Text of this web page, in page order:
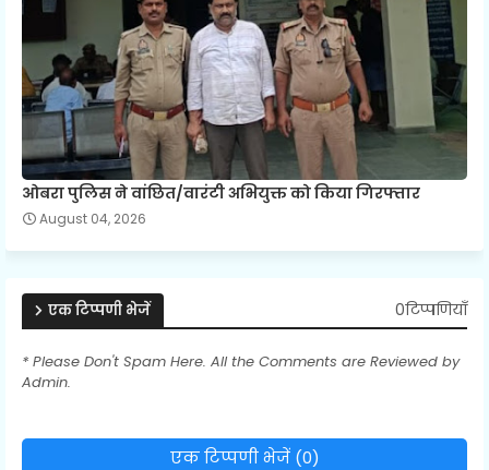
ओबरा पुलिस ने वांछित/वारंटी अभियुक्त को किया गिरफ्तार
August 04, 2026
एक टिप्पणी भेजें 0टिप्पणियाँ
* Please Don't Spam Here. All the Comments are Reviewed by
Admin.
एक टिप्पणी भेजें (0)